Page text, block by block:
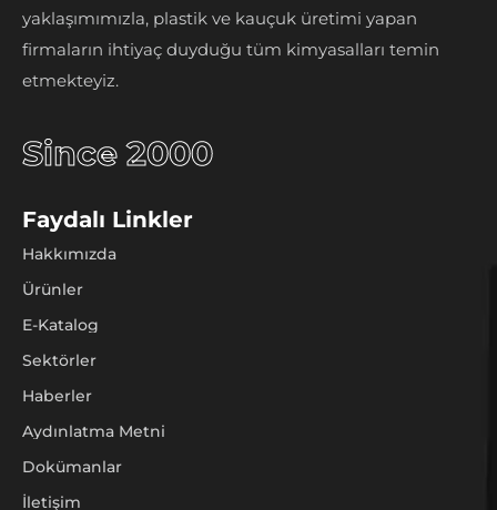
yaklaşımımızla, plastik ve kauçuk üretimi yapan
firmaların ihtiyaç duyduğu tüm kimyasalları temin
etmekteyiz.
Since 2000
Faydalı Linkler
Hakkımızda
Ürünler
E-Katalog
Sektörler
Haberler
Aydınlatma Metni
Dokümanlar
İletişim